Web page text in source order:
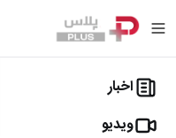
اخبار
ویدیو